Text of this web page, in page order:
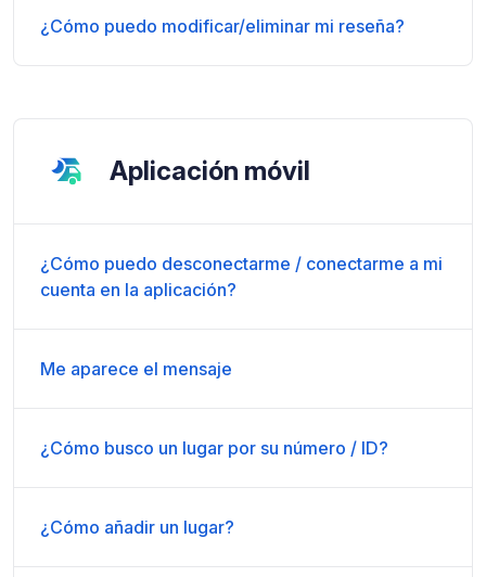
¿Cómo puedo modificar/eliminar mi reseña?
Aplicación móvil
¿Cómo puedo desconectarme / conectarme a mi
cuenta en la aplicación?
Me aparece el mensaje
¿Cómo busco un lugar por su número / ID?
¿Cómo añadir un lugar?